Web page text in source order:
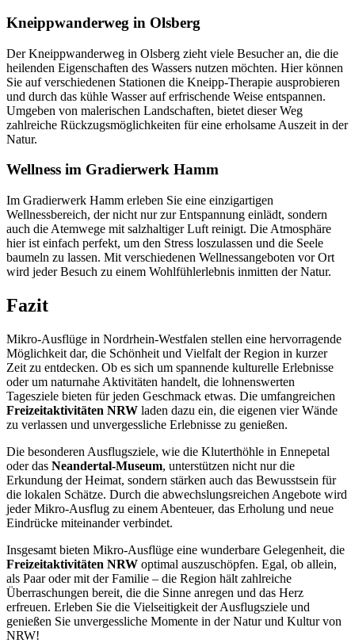
Kneippwanderweg in Olsberg
Der Kneippwanderweg in Olsberg zieht viele Besucher an, die die
heilenden Eigenschaften des Wassers nutzen möchten. Hier können
Sie auf verschiedenen Stationen die Kneipp-Therapie ausprobieren
und durch das kühle Wasser auf erfrischende Weise entspannen.
Umgeben von malerischen Landschaften, bietet dieser Weg
zahlreiche Rückzugsmöglichkeiten für eine erholsame Auszeit in der
Natur.
Wellness im Gradierwerk Hamm
Im Gradierwerk Hamm erleben Sie eine einzigartigen
Wellnessbereich, der nicht nur zur Entspannung einlädt, sondern
auch die Atemwege mit salzhaltiger Luft reinigt. Die Atmosphäre
hier ist einfach perfekt, um den Stress loszulassen und die Seele
baumeln zu lassen. Mit verschiedenen Wellnessangeboten vor Ort
wird jeder Besuch zu einem Wohlfühlerlebnis inmitten der Natur.
Fazit
Mikro-Ausflüge in Nordrhein-Westfalen stellen eine hervorragende
Möglichkeit dar, die Schönheit und Vielfalt der Region in kurzer
Zeit zu entdecken. Ob es sich um spannende kulturelle Erlebnisse
oder um naturnahe Aktivitäten handelt, die lohnenswerten
Tagesziele bieten für jeden Geschmack etwas. Die umfangreichen
Freizeitaktivitäten NRW laden dazu ein, die eigenen vier Wände
zu verlassen und unvergessliche Erlebnisse zu genießen.
Die besonderen Ausflugsziele, wie die Kluterthöhle in Ennepetal
oder das Neandertal-Museum, unterstützen nicht nur die
Erkundung der Heimat, sondern stärken auch das Bewusstsein für
die lokalen Schätze. Durch die abwechslungsreichen Angebote wird
jeder Mikro-Ausflug zu einem Abenteuer, das Erholung und neue
Eindrücke miteinander verbindet.
Insgesamt bieten Mikro-Ausflüge eine wunderbare Gelegenheit, die
Freizeitaktivitäten NRW optimal auszuschöpfen. Egal, ob allein,
als Paar oder mit der Familie – die Region hält zahlreiche
Überraschungen bereit, die die Sinne anregen und das Herz
erfreuen. Erleben Sie die Vielseitigkeit der Ausflugsziele und
genießen Sie unvergessliche Momente in der Natur und Kultur von
NRW!